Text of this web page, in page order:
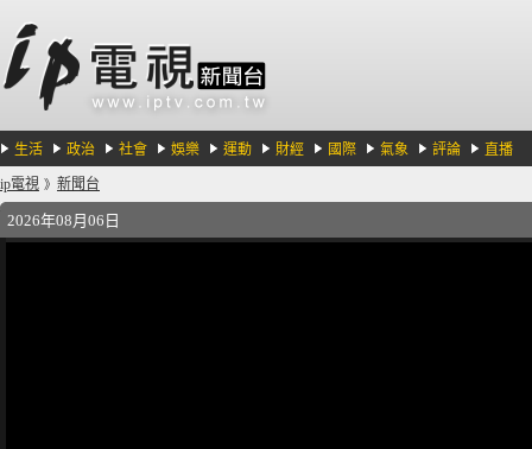
生活 政治 社會 娛樂 運動 財經 國際 氣象 評論 直播
ip電視 》 新聞台
2026年08月06日